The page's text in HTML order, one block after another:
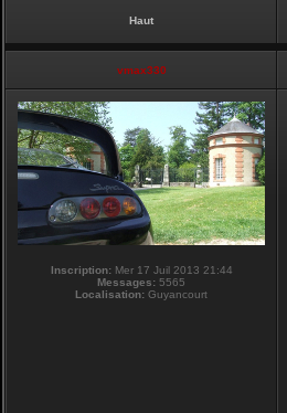
Haut
vmax330
Inscription:Mer 17 Juil 2013 21:44
Messages: 5565
Localisation: Guyancourt